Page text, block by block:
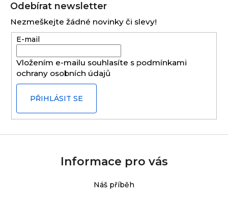
Odebírat newsletter
Nezmeškejte žádné novinky či slevy!
E-mail
Vložením e-mailu souhlasíte s podmínkami
ochrany osobních údajů
PŘIHLÁSIT SE
Informace pro vás
Náš příběh